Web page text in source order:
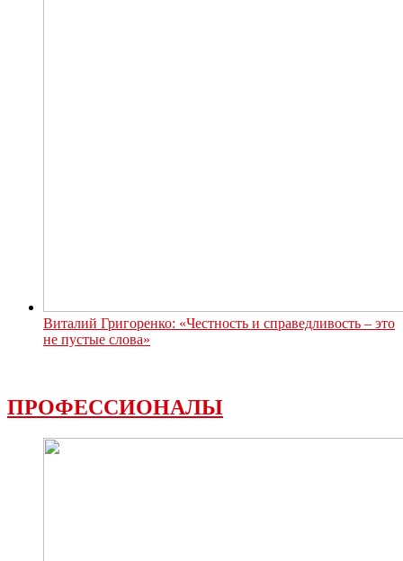
Виталий Григоренко: «Честность и справедливость – это
не пустые слова»
ПРОФЕССИОНАЛЫ